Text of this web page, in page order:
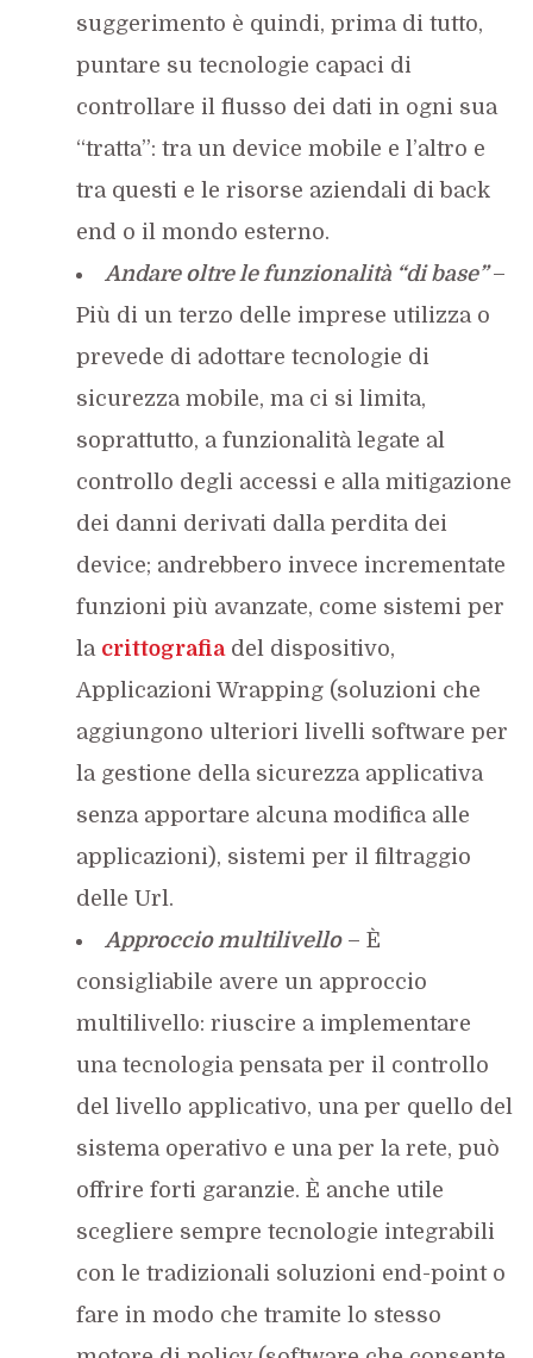
suggerimento è quindi, prima di tutto,
puntare su tecnologie capaci di
controllare il flusso dei dati in ogni sua
“tratta”: tra un device mobile e l’altro e
tra questi e le risorse aziendali di back
end o il mondo esterno.
Andare oltre le funzionalità “di base”–
Più di un terzo delle imprese utilizza o
prevede di adottare tecnologie di
sicurezza mobile, ma ci si limita,
soprattutto, a funzionalità legate al
controllo degli accessi e alla mitigazione
dei danni derivati dalla perdita dei
device; andrebbero invece incrementate
funzioni più avanzate, come sistemi per
la crittografiadel dispositivo,
Applicazioni Wrapping (soluzioni che
aggiungono ulteriori livelli software per
la gestione della sicurezza applicativa
senza apportare alcuna modifica alle
applicazioni), sistemi per il filtraggio
delle Url.
Approccio multilivello– È
consigliabile avere un approccio
multilivello: riuscire a implementare
una tecnologia pensata per il controllo
del livello applicativo, una per quello del
sistema operativo e una per la rete, può
offrire forti garanzie. È anche utile
scegliere sempre tecnologie integrabili
con le tradizionali soluzioni end-point o
fare in modo che tramite lo stesso